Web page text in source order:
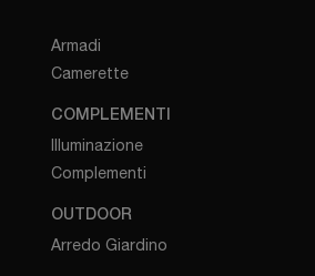
Armadi
Camerette
COMPLEMENTI
Illuminazione
Complementi
OUTDOOR
Arredo Giardino